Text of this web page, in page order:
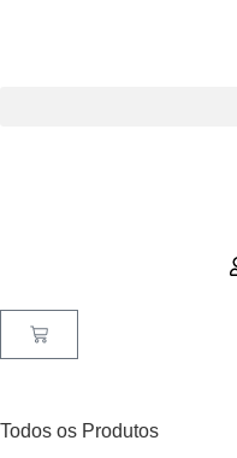
Todos os Produtos